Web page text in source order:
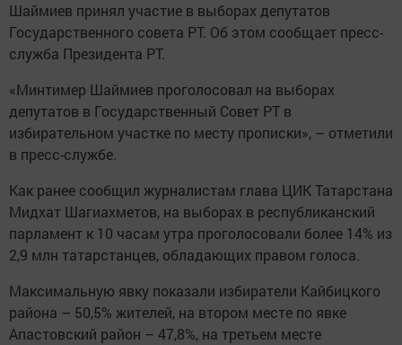
Шаймиев принял участие в выборах депутатов
Государственного совета РТ. Об этом сообщает пресс-
служба Президента РТ.
«Минтимер Шаймиев проголосовал на выборах
депутатов в Государственный Совет РТ в
избирательном участке по месту прописки», – отметили
в пресс-службе.
Как ранее сообщил журналистам глава ЦИК Татарстана
Мидхат Шагиахметов, на выборах в республиканский
парламент к 10 часам утра проголосовали более 14% из
2,9 млн татарстанцев, обладающих правом голоса.
Максимальную явку показали избиратели Кайбицкого
района – 50,5% жителей, на втором месте по явке
Апастовский район – 47,8%, на третьем месте